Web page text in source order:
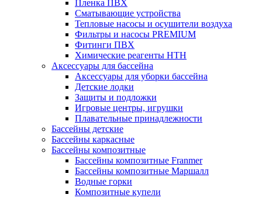
Пленка ПВХ
Сматывающие устройства
Тепловые насосы и осушители воздуха
Фильтры и насосы PREMIUM
Фитинги ПВХ
Химические реагенты HTH
Аксессуары для бассейна
Аксессуары для уборки бассейна
Детские лодки
Защиты и подложки
Игровые центры, игрушки
Плавательные принадлежности
Бассейны детские
Бассейны каркасные
Бассейны композитные
Бассейны композитные Franmer
Бассейны композитные Маршалл
Водные горки
Композитные купели